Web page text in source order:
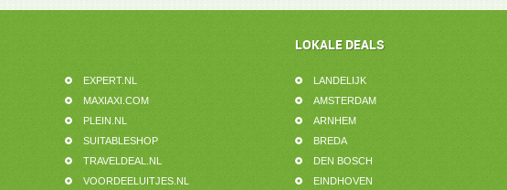
EXPERT.NL
MAXIAXI.COM
PLEIN.NL
SUITABLESHOP
TRAVELDEAL.NL
VOORDEELUITJES.NL
LOKALE DEALS
LANDELIJK
AMSTERDAM
ARNHEM
BREDA
DEN BOSCH
EINDHOVEN